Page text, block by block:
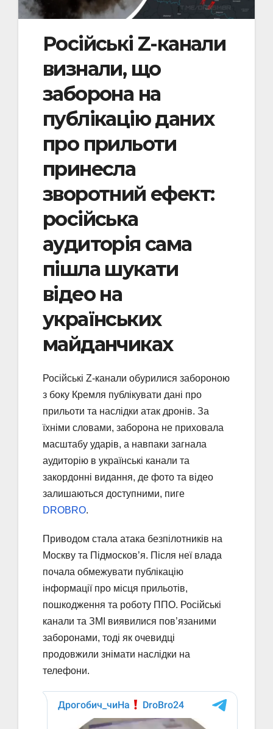
Російські Z-канали
визнали, що
заборона на
публікацію даних
про прильоти
принесла
зворотний ефект:
російська
аудиторія сама
пішла шукати
відео на
українських
майданчиках
Російські Z-канали обурилися забороною
з боку Кремля публікувати дані про
прильоти та наслідки атак дронів. За
їхніми словами, заборона не приховала
масштабу ударів, а навпаки загнала
аудиторію в українські канали та
закордонні видання, де фото та відео
залишаються доступними, пиге
DROBRO.
Приводом стала атака безпілотників на
Москву та Підмосков’я. Після неї влада
почала обмежувати публікацію
інформації про місця прильотів,
пошкодження та роботу ППО. Російські
канали та ЗМІ виявилися пов’язаними
заборонами, тоді як очевидці
продовжили знімати наслідки на
телефони.